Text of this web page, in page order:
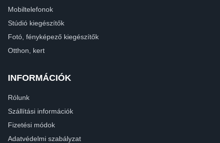
Mobiltelefonok
Stúdió kiegészítők
Fotó, fényképező kiegészítők
Otthon, kert
INFORMÁCIÓK
Rólunk
Szállítási információk
Fizetési módok
Adatvédelmi szabályzat